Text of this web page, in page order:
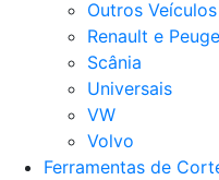
Outros Veículos
Renault e
Scânia
Universais
VW
Volvo
Ferramentas de